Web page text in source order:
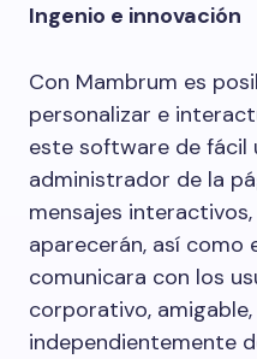
Ingenio e innovación
Con Mambrum es
personalizar e
este software de fácil
administrador de la
mensajes
aparecerán, así como
comunicara con los
corporativo,
independientemente